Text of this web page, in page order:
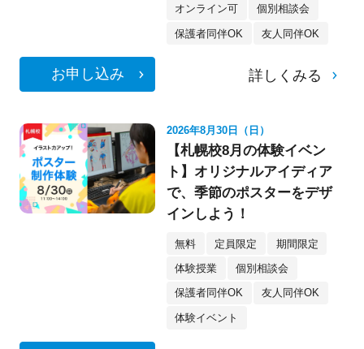
オンライン可 個別相談会
保護者同伴OK 友人同伴OK
お申し込み 詳しくみる
2026年8月30日（日）
【札幌校8月の体験イベン
ト】オリジナルアイディア
で、季節のポスターをデザ
インしよう！
無料 定員限定 期間限定
体験授業 個別相談会
保護者同伴OK 友人同伴OK
体験イベント